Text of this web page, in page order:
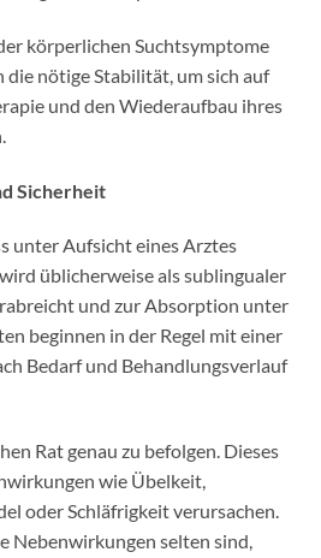
körperlichen Suchtsymptome
nötige Stabilität, um sich auf
und den Wiederaufbau ihres
Sicherheit
unter Aufsicht eines Arztes
üblicherweise als sublingualer
und zur Absorption unter
beginnen in der Regel mit einer
Bedarf und Behandlungsverlauf
Rat genau zu befolgen. Dieses
wie Übelkeit,
oder Schläfrigkeit verursachen.
Nebenwirkungen selten sind,